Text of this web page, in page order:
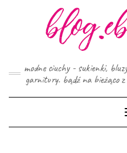
modne ciuchy - sukienki,
garnitury. bądź na bieżąco